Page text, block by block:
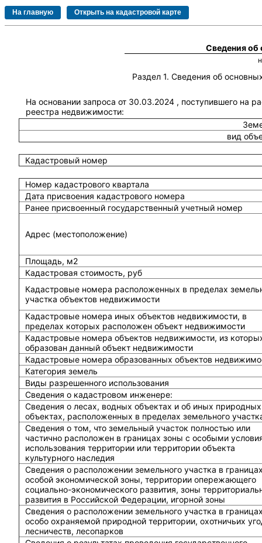
Сведения
Раздел 1. Сведения об
На основании запроса от 30.03.2024 , поступившего на
реестра недвижимости:
вид
Кадастровый номер
Номер кадастрового квартала
Дата присвоения кадастрового номера
Ранее присвоенный государственный учетный номер
Адрес (местоположение)
Площадь, м2
Кадастровая стоимость, руб
Кадастровые номера расположенных в пределах
участка объектов недвижимости
Кадастровые номера иных объектов недвижимости, в
пределах которых расположен объект недвижимости
Кадастровые номера объектов недвижимости, из
образован данный объект недвижимости
Кадастровые номера образованных объектов
Категория земель
Виды разрешенного использования
Сведения о кадастровом инженере:
Cведения о лесах, водных объектах и об иных природных
объектах, расположенных в пределах земельного
Сведения о том, что земельный участок полностью или
частично расположен в границах зоны с особыми
использования территории или территории объекта
культурного наследия
Сведения о расположении земельного участка в
особой экономической зоны, территории опережающего
социально-экономического развития, зоны
развития в Российской Федерации, игорной зоны
Сведения о расположении земельного участка в
особо охраняемой природной территории, охотничьих
лесничеств, лесопарков